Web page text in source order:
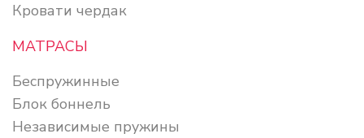
Кровати чердак
МАТРАСЫ
Беспружинные
Блок боннель
Независимые пружины